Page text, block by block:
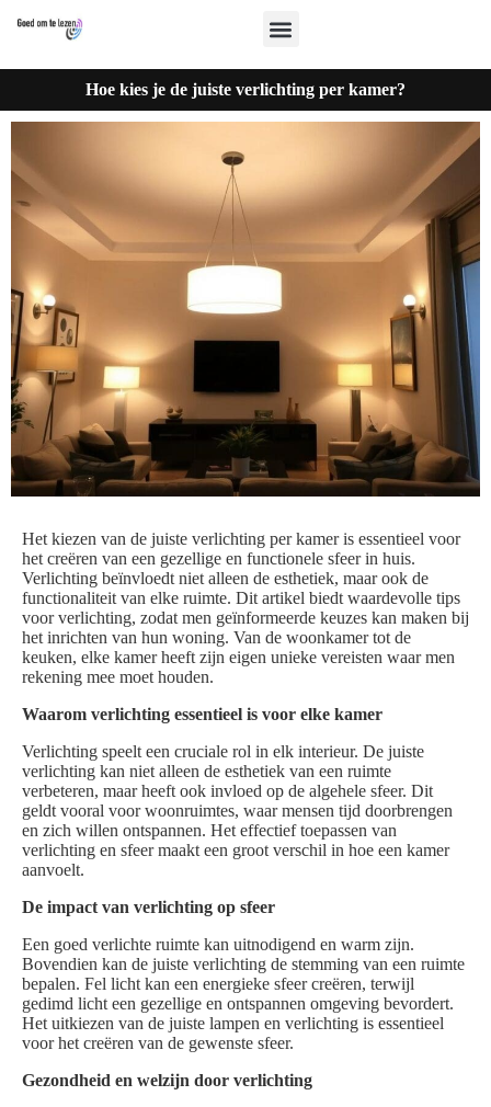
Hoe kies je de juiste verlichting per kamer?
Het kiezen van de juiste verlichting per kamer is essentieel voor
het creëren van een gezellige en functionele sfeer in huis.
Verlichting beïnvloedt niet alleen de esthetiek, maar ook de
functionaliteit van elke ruimte. Dit artikel biedt waardevolle tips
voor verlichting, zodat men geïnformeerde keuzes kan maken bij
het inrichten van hun woning. Van de woonkamer tot de
keuken, elke kamer heeft zijn eigen unieke vereisten waar men
rekening mee moet houden.
Waarom verlichting essentieel is voor elke kamer
Verlichting speelt een cruciale rol in elk interieur. De juiste
verlichting kan niet alleen de esthetiek van een ruimte
verbeteren, maar heeft ook invloed op de algehele sfeer. Dit
geldt vooral voor woonruimtes, waar mensen tijd doorbrengen
en zich willen ontspannen. Het effectief toepassen van
verlichting en sfeer maakt een groot verschil in hoe een kamer
aanvoelt.
De impact van verlichting op sfeer
Een goed verlichte ruimte kan uitnodigend en warm zijn.
Bovendien kan de juiste verlichting de stemming van een ruimte
bepalen. Fel licht kan een energieke sfeer creëren, terwijl
gedimd licht een gezellige en ontspannen omgeving bevordert.
Het uitkiezen van de juiste lampen en verlichting is essentieel
voor het creëren van de gewenste sfeer.
Gezondheid en welzijn door verlichting